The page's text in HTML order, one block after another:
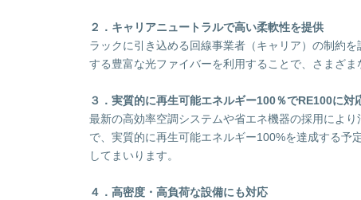
２．キャリアニュートラルで高い柔軟性を提供
ラックに引き込める回線事業者（キャリア）の制約
する豊富な光ファイバーを利用することで、さまざ
３．実質的に再生可能エネルギー100％でRE100に対
最新の高効率空調システムや省エネ機器の採用によ
で、実質的に再生可能エネルギー100%を達成する予
してまいります。
４．高密度・高負荷な設備にも対応